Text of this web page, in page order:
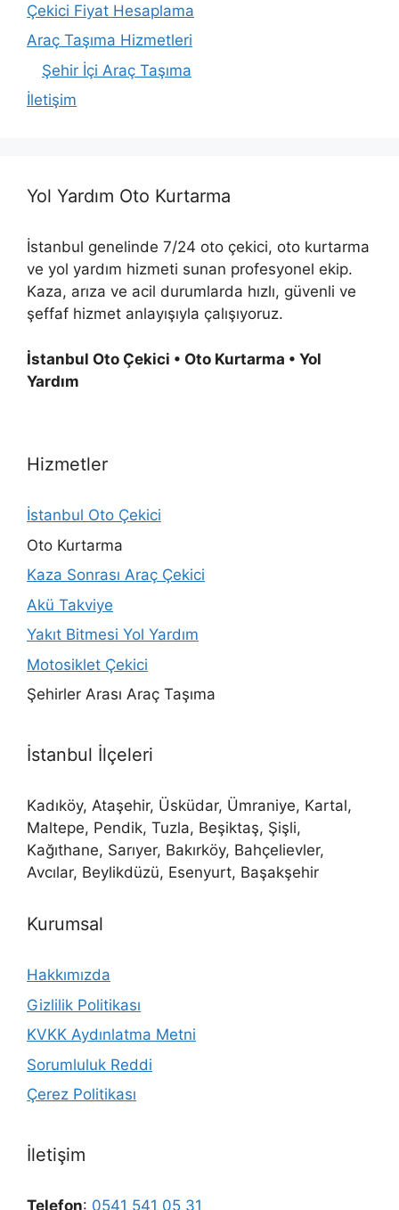
Çekici Fiyat Hesaplama
Araç Taşıma Hizmetleri
Şehir İçi Araç Taşıma
İletişim
Yol Yardım Oto Kurtarma
İstanbul genelinde 7/24 oto çekici, oto kurtarma
ve yol yardım hizmeti sunan profesyonel ekip.
Kaza, arıza ve acil durumlarda hızlı, güvenli ve
şeffaf hizmet anlayışıyla çalışıyoruz.
İstanbul Oto Çekici • Oto Kurtarma • Yol
Yardım
Hizmetler
İstanbul Oto Çekici
Oto Kurtarma
Kaza Sonrası Araç Çekici
Akü Takviye
Yakıt Bitmesi Yol Yardım
Motosiklet Çekici
Şehirler Arası Araç Taşıma
İstanbul İlçeleri
Kadıköy, Ataşehir, Üsküdar, Ümraniye, Kartal,
Maltepe, Pendik, Tuzla, Beşiktaş, Şişli,
Kağıthane, Sarıyer, Bakırköy, Bahçelievler,
Avcılar, Beylikdüzü, Esenyurt, Başakşehir
Kurumsal
Hakkımızda
Gizlilik Politikası
KVKK Aydınlatma Metni
Sorumluluk Reddi
Çerez Politikası
İletişim
Telefon: 0541 541 05 31